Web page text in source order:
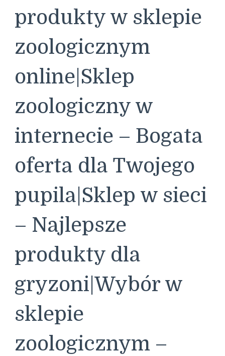
produkty w sklepie
zoologicznym
online|Sklep
zoologiczny w
internecie – Bogata
oferta dla Twojego
pupila|Sklep w sieci
– Najlepsze
produkty dla
gryzoni|Wybór w
sklepie
zoologicznym –